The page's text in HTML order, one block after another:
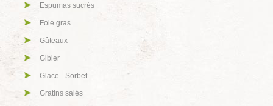
Espumas sucrés
Foie gras
Gâteaux
Gibier
Glace - Sorbet
Gratins salés